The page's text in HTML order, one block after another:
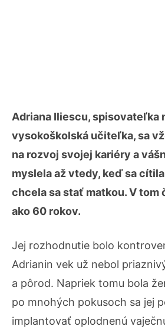
Adriana Iliescu, spisovateľka
vysokoškolská učiteľka, sa
na rozvoj svojej kariéry a
myslela až vtedy, keď sa
chcela sa stať matkou. V tom
ako 60 rokov.
Jej rozhodnutie bolo
Adrianin vek už nebol
a pôrod. Napriek tomu bola
po mnohých pokusoch sa jej
implantovať oplodnenú